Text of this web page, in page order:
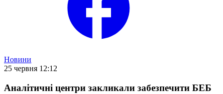
Новини
25 червня 12:12
Аналітичні центри закликали забезпечити БЕБ